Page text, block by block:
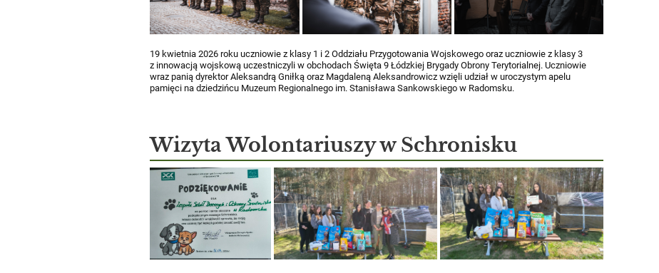
19 kwietnia 2026 roku uczniowie z klasy 1 i 2 Oddziału Przygotowania Wojskowego oraz uczniowie z klasy 3
z innowacją wojskową uczestniczyli w obchodach Święta 9 Łódzkiej Brygady Obrony Terytorialnej. Uczniowie
wraz panią dyrektor Aleksandrą Gniłką oraz Magdaleną Aleksandrowicz wzięli udział w uroczystym apelu
pamięci na dziedzińcu Muzeum Regionalnego im. Stanisława Sankowskiego w Radomsku.
Wizyta Wolontariuszy w Schronisku